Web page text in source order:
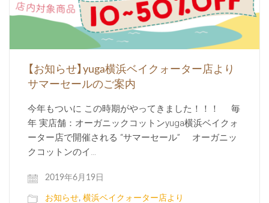
【お知らせ】yuga横浜ベイクォーター店より
サマーセールのご案内
今年もついに この時期がやってきました！！！ 毎
年 実店舗：オーガニックコットンyuga横浜ベイクォ
ーター店で開催される “サマーセール” オーガニッ
クコットンのイ…
2019年6月19日
お知らせ, 横浜ベイクォーター店より